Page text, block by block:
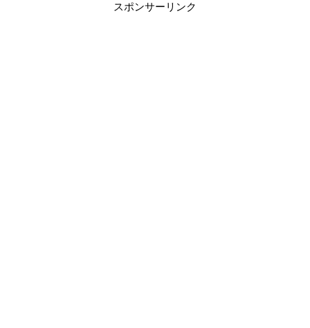
スポンサーリンク